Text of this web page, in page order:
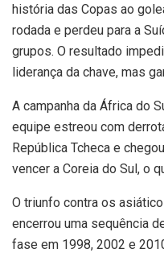
história das Copas ao
rodada e perdeu para a
grupos. O resultado
liderança da chave, mas
A campanha da África do
equipe estreou com
República Tcheca e
vencer a Coreia do Sul, o
O triunfo contra os
encerrou uma sequência
fase em 1998, 2002 e